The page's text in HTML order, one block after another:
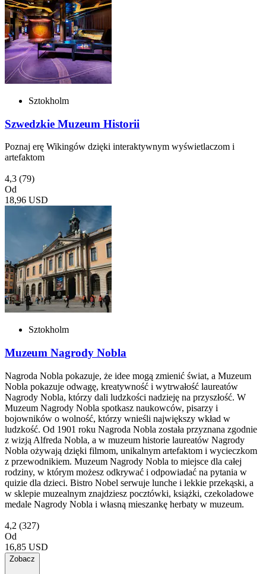
Sztokholm
Szwedzkie Muzeum Historii
Poznaj erę Wikingów dzięki interaktywnym wyświetlaczom i
artefaktom
4,3 (79)
Od
18,96 USD
Sztokholm
Muzeum Nagrody Nobla
Nagroda Nobla pokazuje, że idee mogą zmienić świat, a Muzeum
Nobla pokazuje odwagę, kreatywność i wytrwałość laureatów
Nagrody Nobla, którzy dali ludzkości nadzieję na przyszłość. W
Muzeum Nagrody Nobla spotkasz naukowców, pisarzy i
bojowników o wolność, którzy wnieśli największy wkład w
ludzkość. Od 1901 roku Nagroda Nobla została przyznana zgodnie
z wizją Alfreda Nobla, a w muzeum historie laureatów Nagrody
Nobla ożywają dzięki filmom, unikalnym artefaktom i wycieczkom
z przewodnikiem. Muzeum Nagrody Nobla to miejsce dla całej
rodziny, w którym możesz odkrywać i odpowiadać na pytania w
quizie dla dzieci. Bistro Nobel serwuje lunche i lekkie przekąski, a
w sklepie muzealnym znajdziesz pocztówki, książki, czekoladowe
medale Nagrody Nobla i własną mieszankę herbaty w muzeum.
4,2 (327)
Od
16,85 USD
Zobacz